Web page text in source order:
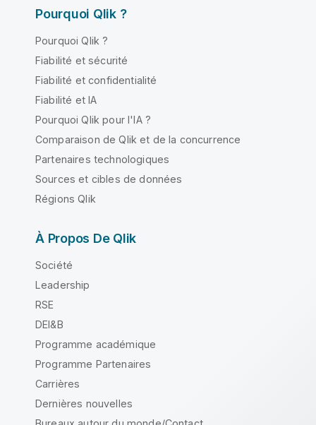
Pourquoi Qlik ?
Pourquoi Qlik ?
Fiabilité et sécurité
Fiabilité et confidentialité
Fiabilité et IA
Pourquoi Qlik pour l'IA ?
Comparaison de Qlik et de la concurrence
Partenaires technologiques
Sources et cibles de données
Régions Qlik
À Propos De Qlik
Société
Leadership
RSE
DEI&B
Programme académique
Programme Partenaires
Carrières
Dernières nouvelles